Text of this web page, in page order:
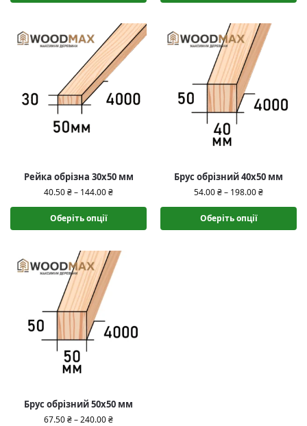
Рейка обрізна 30х50 мм
40.50₴– 144.00₴
Оберіть опції
Брус обрізний 40х50 мм
54.00₴– 198.00₴
Оберіть опції
Брус обрізний 50х50 мм
67.50₴–240.00₴